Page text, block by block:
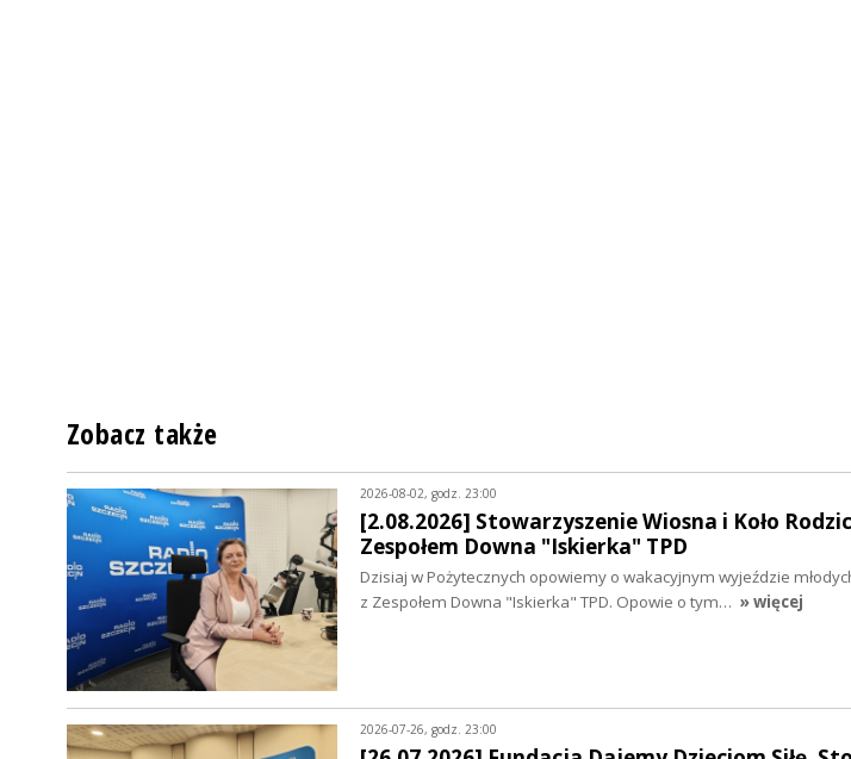
Zobacz także
2026-08-02, godz. 23:00
[2.08.2026] Stowarzyszenie Wiosna i Koło
Zespołem Downa "Iskierka" TPD
Dzisiaj w Pożytecznych opowiemy o wakacyjnym wyjeździe
z Zespołem Downa "Iskierka" TPD. Opowie o tym… » więcej
2026-07-26, godz. 23:00